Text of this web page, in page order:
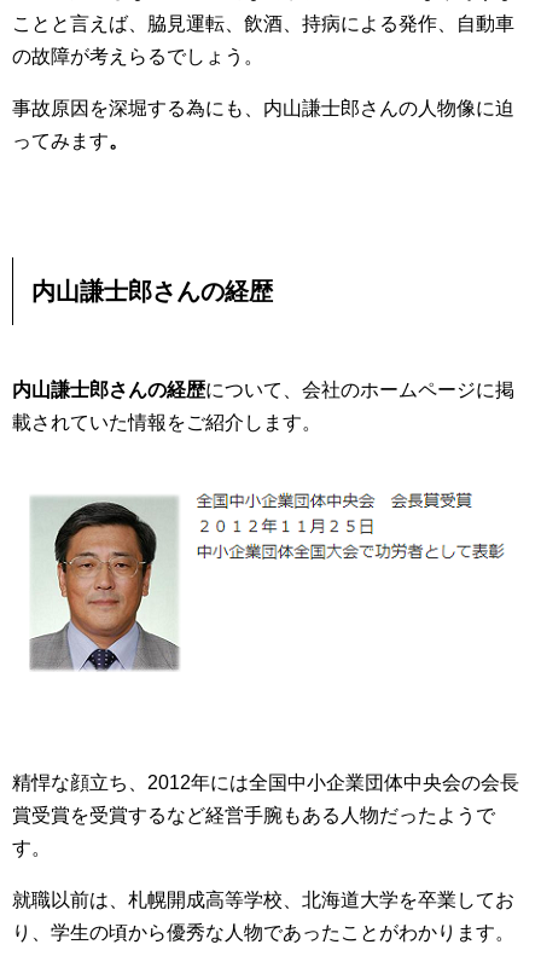
ことと言えば、脇見運転、飲酒、持病による発作、自動車
の故障が考えらるでしょう。
事故原因を深堀する為にも、 内山謙士郎さんの人物像に迫
ってみます。
内山謙士郎さんの経歴
内山謙士郎さんの経歴について、会社のホームページに掲
載されていた情報をご紹介します。
精悍な顔立ち、2012年には全国中小企業団体中央会の会長
賞受賞を受賞するなど経営手腕もある人物だったようで
す。
就職以前は、札幌開成高等学校、北海道大学を卒業してお
り、学生の頃から優秀な人物であったことがわかります。